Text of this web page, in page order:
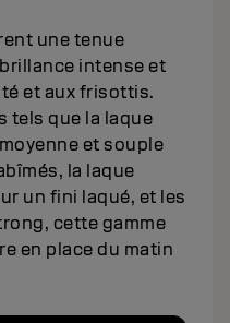
une tenue
intense et
et aux frisottis.
tels que la laque
et souple
la laque
un fini laqué, et les
cette gamme
en place du matin